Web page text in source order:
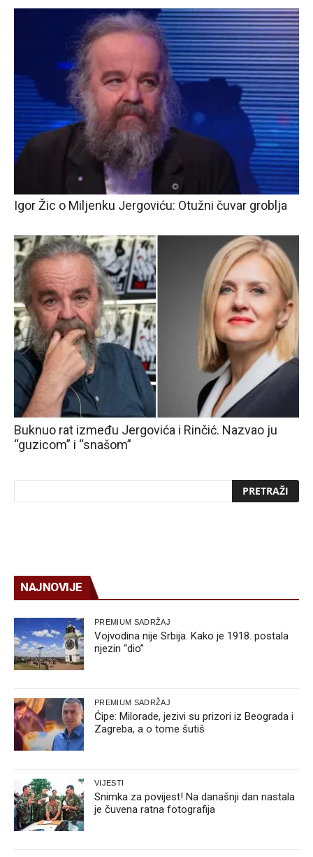
Igor Žic o Miljenku Jergoviću: Otužni čuvar groblja
Buknuo rat između Jergovića i Rinčić. Nazvao ju
“guzicom” i “snašom”
NAJNOVIJE
PREMIUM SADRŽAJ
Vojvodina nije Srbija. Kako je 1918. postala
njezin “dio”
PREMIUM SADRŽAJ
Ćipe: Milorade, jezivi su prizori iz Beograda i
Zagreba, a o tome šutiš
VIJESTI
Snimka za povijest! Na današnji dan nastala
je čuvena ratna fotografija